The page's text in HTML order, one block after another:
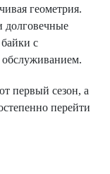
геометрия.
долговечные
с
первый сезон, а
перейти